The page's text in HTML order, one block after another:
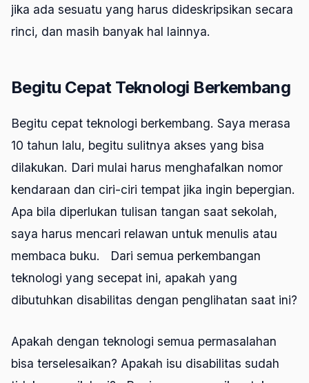
jika ada sesuatu yang harus dideskripsikan secara
rinci, dan masih banyak hal lainnya.
Begitu Cepat Teknologi Berkembang
Begitu cepat teknologi berkembang. Saya merasa
10 tahun lalu, begitu sulitnya akses yang bisa
dilakukan. Dari mulai harus menghafalkan nomor
kendaraan dan ciri-ciri tempat jika ingin bepergian.
Apa bila diperlukan tulisan tangan saat sekolah,
saya harus mencari relawan untuk menulis atau
membaca buku. Dari semua perkembangan
teknologi yang secepat ini, apakah yang
dibutuhkan disabilitas dengan penglihatan saat ini?
Apakah dengan teknologi semua permasalahan
bisa terselesaikan? Apakah isu disabilitas sudah